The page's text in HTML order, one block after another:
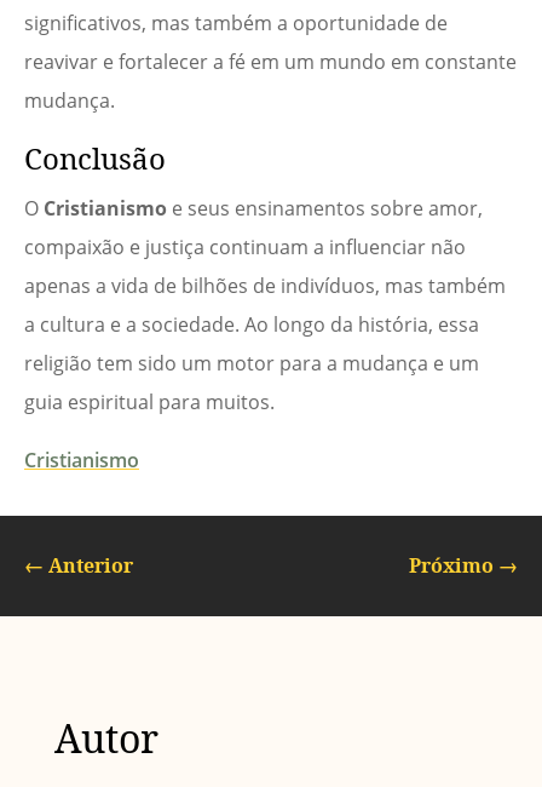
significativos, mas também a oportunidade de
reavivar e fortalecer a fé em um mundo em constante
mudança.
Conclusão
O Cristianismo e seus ensinamentos sobre amor,
compaixão e justiça continuam a influenciar não
apenas a vida de bilhões de indivíduos, mas também
a cultura e a sociedade. Ao longo da história, essa
religião tem sido um motor para a mudança e um
guia espiritual para muitos.
Cristianismo
← Anterior Próximo →
Autor